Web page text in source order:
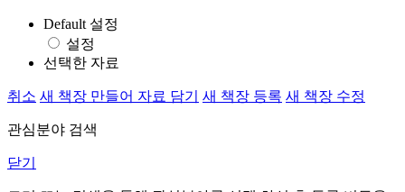
Default 설정
설정
선택한 자료
취소 새 책장 만들어 자료 담기 새 책장 등록 새 책장 수정
관심분야 검색
닫기